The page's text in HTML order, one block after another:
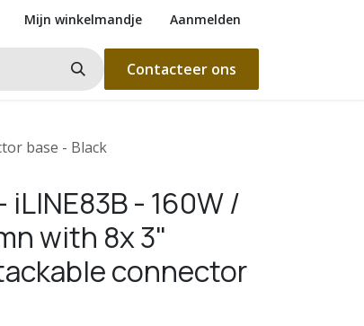
Mijn winkelmandje Aanmelden
Contacteer ons
base - Black
iLINE83B - 160W /
with 8x 3"
connector